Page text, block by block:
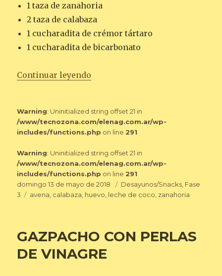
1 taza de zanahoria
2 taza de calabaza
1 cucharadita de crémor tártaro
1 cucharadita de bicarbonato
Continuar leyendo
Warning: Uninitialized string offset 21 in
/www/tecnozona.com/elenag.com.ar/wp-
includes/functions.php on line 291
Warning: Uninitialized string offset 21 in
/www/tecnozona.com/elenag.com.ar/wp-
includes/functions.php on line 291
Publicado
el
domingo 13 de mayo de 2018 Categorías
Desayunos/Snacks, Fase
3
Etiquetas
avena, calabaza, huevo, leche de coco, zanahoria
GAZPACHO CON PERLAS
DE VINAGRE